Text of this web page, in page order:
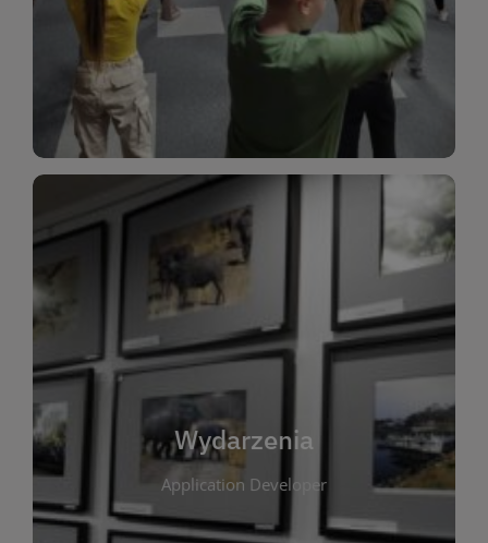
Dla Dzieci
To miejsce stworzone z myślą o najmłodszych
Wydarzenia
Application Developer
Wydarzenia
W tej zakładce publikujemy informacje o
wszystkich wydarzeniach organizowanych przez
bibliotekę. Znajdziesz tu zapowiedzi spotkań
autorskich, warsztatów, prelekcji i zajęć
tematycznych dla różnych grup wiekowych. Każde
wydarzenie ma na celu promowanie kultury
czytelniczej oraz integrację społeczności lokalnej.
Dzięki kalendarzowi wydarzeń możesz łatwo